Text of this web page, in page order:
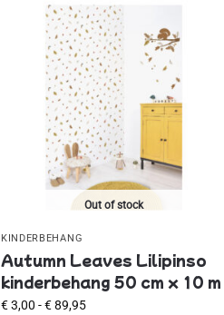
Out of stock
KINDERBEHANG
Autumn Leaves Lilipinso
kinderbehang 50 cm x 10 m
€3,00 -€89,95